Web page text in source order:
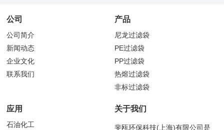
公司
公司简介
新闻动态
企业文化
联系我们
产品
尼龙过滤袋
PE过滤袋
PP过滤袋
热熔过滤袋
非标过滤袋
应用
石油化工
关于我们
斐瓯环保科技(上海)有限公司是